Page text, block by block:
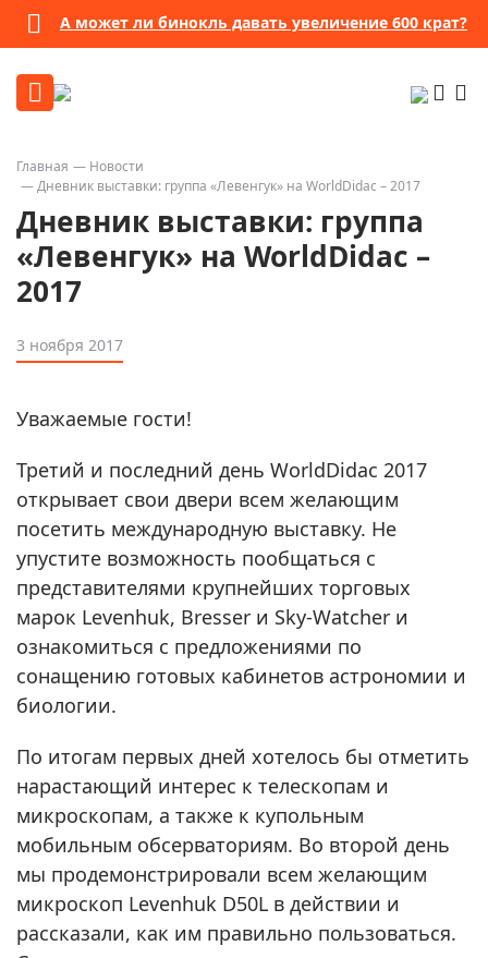
А может ли бинокль давать увеличение 600 крат?
Главная
Новости
Дневник выставки: группа «Левенгук» на WorldDidac – 2017
Дневник выставки: группа
«Левенгук» на WorldDidac –
2017
3 ноября 2017
Уважаемые гости!
Третий и последний день WorldDidac 2017
открывает свои двери всем желающим
посетить международную выставку. Не
упустите возможность пообщаться с
представителями крупнейших торговых
марок Levenhuk, Bresser и Sky-Watcher и
ознакомиться с предложениями по
сонащению готовых кабинетов астрономии и
биологии.
По итогам первых дней хотелось бы отметить
нарастающий интерес к телескопам и
микроскопам, а также к купольным
мобильным обсерваториям. Во второй день
мы продемонстрировали всем желающим
микроскоп Levenhuk D50L в действии и
рассказали, как им правильно пользоваться.